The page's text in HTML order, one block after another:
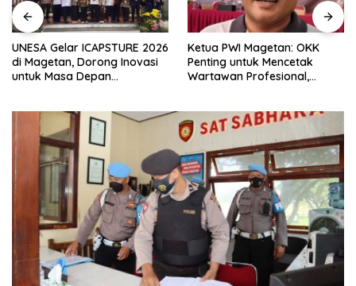
UNESA Gelar ICAPSTURE 2026
di Magetan, Dorong Inovasi
untuk Masa Depan
Ketua PWI Magetan: OKK
Penting untuk Mencetak
Wartawan Profesional,